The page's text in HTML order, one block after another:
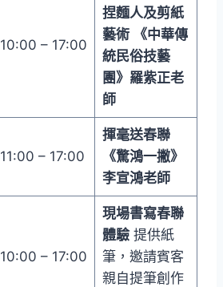
10:00 – 17:00
捏麵人及剪紙
藝術
《中華傳
統民俗技藝
團》羅紫正老
師
11:00 – 17:00
揮毫送春聯
《驚鴻一撇》
李宣鴻老師
10:00 – 17:00
現場書寫春聯
體驗提供紙
筆，邀請賓客
親自提筆創作